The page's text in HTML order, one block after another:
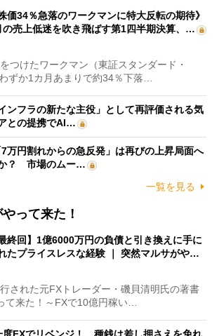
株価34％急落のワークマンに特大反転の期待》
の売上低迷を吹き飛ばす第1四半期決算、…
つけたワークマン（東証スタンダード・
ずか1カ月あまりで約34％下落…
ンフラの新たな主役」として再評価される気
との提携でAI…
万円割れからの急反発」は再びの上昇局面へ
？ 市場のムー…
一覧を見る
って来た！
最終回】1億6000万円の負債と引き換えに手に
たプライスレスな経験 ｜ 突然マルサがや…
された元FXトレーダー・磯貝清明氏の著書
て来た！～FXで10億円稼い…